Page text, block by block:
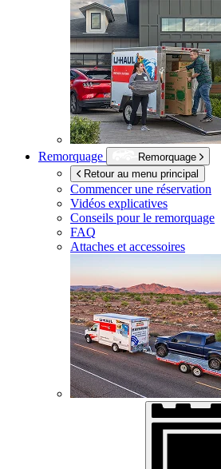
Remorquage
Remorquage
Retour au menu principal
Commencer une réservation
Vidéos explicatives
Conseils pour le remorquage
FAQ
Attaches et accessoires